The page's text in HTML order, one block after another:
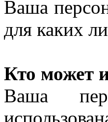
Ваша
для каких
Кто может
Ваша